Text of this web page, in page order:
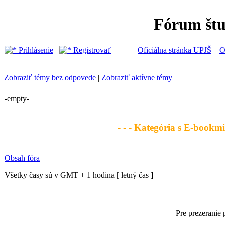
Fórum
Prihlásenie Registrovať Oficiálna stránka UPJŠ
Zobraziť témy bez odpovede | Zobraziť aktívne témy
-empty-
- - - Kategória s E-
Obsah fóra
Všetky časy sú v GMT + 1 hodina [ letný čas ]
Pre